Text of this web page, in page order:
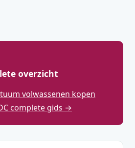
overzicht
volwassenen kopen
complete gids →